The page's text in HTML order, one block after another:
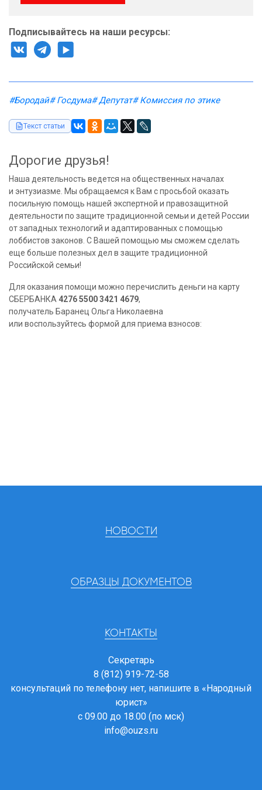
Подписывайтесь на наши ресурсы:
#Бородай# Госдума# Депутат# Комиссия по этике
Текст статьи
Дорогие друзья!
Наша деятельность ведется на общественных началах
и энтузиазме. Мы обращаемся к Вам с просьбой оказать
посильную помощь нашей экспертной и правозащитной
деятельности по защите традиционной семьи и детей России
от западных технологий и адаптированных с помощью
лоббистов законов. С Вашей помощью мы сможем сделать
еще больше полезных дел в защите традиционной
Российской семьи!
Для оказания помощи можно перечислить деньги на карту
СБЕРБАНКА 4276 5500 3421 4679,
получатель Баранец Ольга Николаевна
или воспользуйтесь формой для приема взносов:
НОВОСТИ
ОБРАЗЦЫ ДОКУМЕНТОВ
КОНТАКТЫ
Секретарь
8 (812) 919-72-58
консультаций по телефону нет, напишите в «Народный
юрист»
с 09.00 до 18.00 (по мск)
info@ouzs.ru